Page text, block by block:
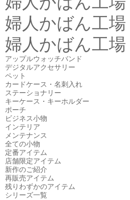
婦人かばん工場
婦人かばん工場
アップルウォッチバンド
デジタルアクセサリー
ペット
カードケース・名刺入れ
ステーショナリー
キーケース・キーホルダー
ポーチ
ビジネス小物
インテリア
メンテナンス
全ての小物
定番アイテム
店舗限定アイテム
新作のご紹介
再販売アイテム
残りわずかのアイテム
シリーズ一覧